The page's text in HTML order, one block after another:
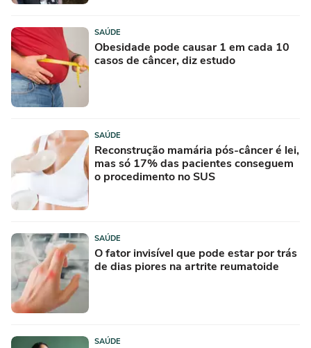
SAÚDE
Obesidade pode causar 1 em cada 10
casos de câncer, diz estudo
SAÚDE
Reconstrução mamária pós-câncer é lei,
mas só 17% das pacientes conseguem
o procedimento no SUS
SAÚDE
O fator invisível que pode estar por trás
de dias piores na artrite reumatoide
SAÚDE